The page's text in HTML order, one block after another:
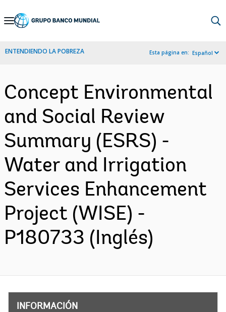
Skip
Navigation
ENTENDIENDO LA POBREZA Esta página en: Español
Concept Environmental
and Social Review
Summary (ESRS) -
Water and Irrigation
Services Enhancement
Project (WISE) -
P180733 (Inglés)
INFORMACIÓN